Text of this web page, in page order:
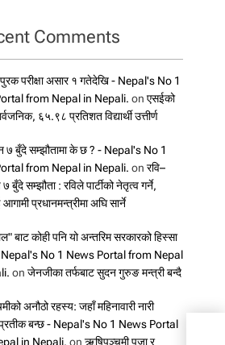
Comments
परीक्षा असार १ गतेदेखि - Nepal's No 1
from Nepal in Nepali. on एसईको
६५.९८ प्रतिशत विद्यार्थी उत्तीर्ण
७ बुँदे सम्झौतामा के छ ? - Nepal's No 1
from Nepal in Nepali. on रवि–
बुँदे सम्झौता : रविले पार्टीको नेतृत्व गर्ने,
प्रधानमन्त्रीमा अघि सार्ने
बाट कोही पनि यो अन्तरिम सरकारको हिस्सा
No 1 News Portal from Nepal
on जेनजीका तर्फबाट सुदन गुरुङ मन्त्री बन्दै
अनौठो रहस्य: जहाँ महिनावारी नारी
बन्छ - Nepal's No 1 News Portal
in Nepali. on ऋषिपञ्चमी पूजा र